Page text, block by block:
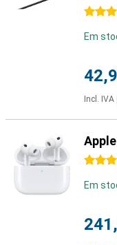
4.5
Em
Incl. IVA
4.5
Em